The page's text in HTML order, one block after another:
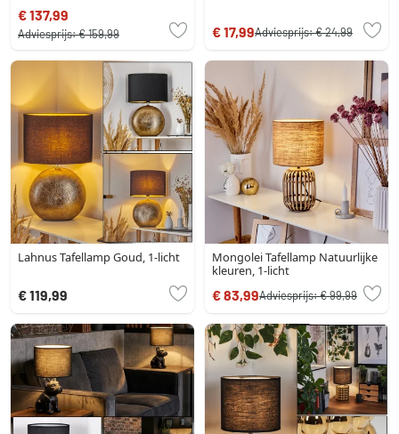
€ 137,99
Adviesprijs:€ 159,99 € 17,99Adviesprijs:€ 24,99
Lahnus Tafellamp Goud, 1-licht
€ 119,99
Mongolei Tafellamp Natuurlijke
kleuren, 1-licht
€ 83,99Adviesprijs:€ 99,99